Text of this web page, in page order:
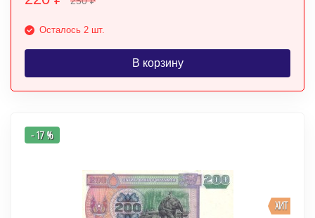
Осталось 2 шт.
В корзину
ХИТ
- 17 %